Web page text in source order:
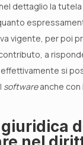
dettaglio la
vigente, per poi
a
si
softwareanche